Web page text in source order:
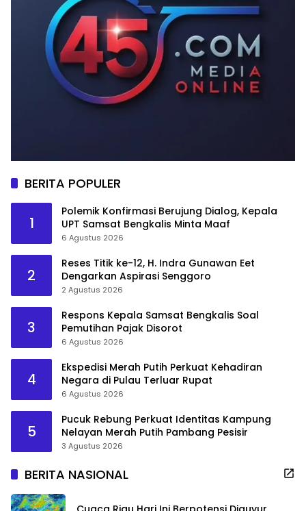
BERITA POPULER
1
Polemik Konfirmasi Berujung Dialog, Kepala
UPT Samsat Bengkalis Minta Maaf
6 Agustus 2026
2
Reses Titik ke-12, H. Indra Gunawan Eet
Dengarkan Aspirasi Senggoro
2 Agustus 2026
3
Respons Kepala Samsat Bengkalis Soal
Pemutihan Pajak Disorot
6 Agustus 2026
4
Ekspedisi Merah Putih Perkuat Kehadiran
Negara di Pulau Terluar Rupat
6 Agustus 2026
5
Pucuk Rebung Perkuat Identitas Kampung
Nelayan Merah Putih Pambang Pesisir
3 Agustus 2026
BERITA NASIONAL